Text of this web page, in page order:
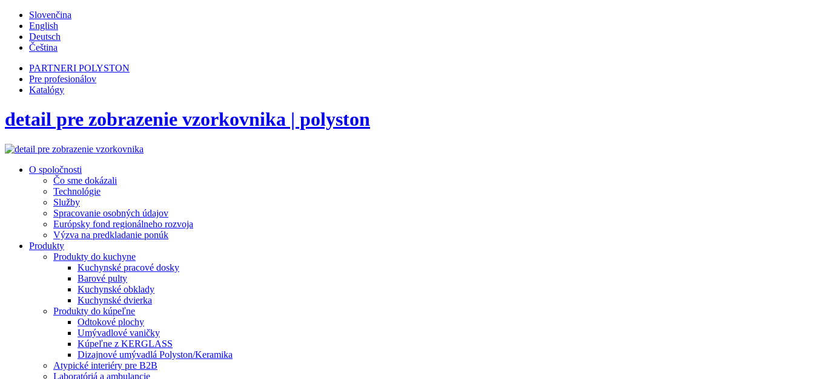
Slovenčina
English
Deutsch
Čeština
PARTNERI POLYSTON
Pre profesionálov
Katalógy
detail pre zobrazenie vzorkovnika | polyston
O spoločnosti
Čo sme dokázali
Technológie
Služby
Spracovanie osobných údajov
Európsky fond regionálneho rozvoja
Výzva na predkladanie ponúk
Produkty
Produkty do kuchyne
Kuchynské pracové dosky
Barové pulty
Kuchynské obklady
Kuchynské dvierka
Produkty do kúpeľne
Odtokové plochy
Umývadlové vaničky
Kúpeľne z KERGLASS
Dizajnové umývadlá Polyston/Keramika
Atypické interiéry pre B2B
Laboratóriá a ambulancie